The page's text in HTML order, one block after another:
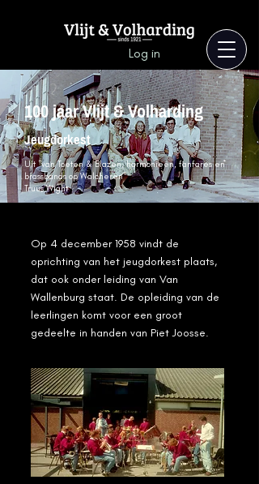
Log in
100 jaar Vlijt & Volharding
Jeugdorkest
Uit "van Toeten & Blazen, harmonieën, fanfares en
brassbands op Walcheren"
Truus Wight
Op 4 december 1958 vindt de
oprichting van het jeugdorkest plaats,
dat ook onder leiding van Van
Wallenburg staat. De opleiding van de
leerlingen komt voor een groot
gedeelte in handen van Piet Joosse.